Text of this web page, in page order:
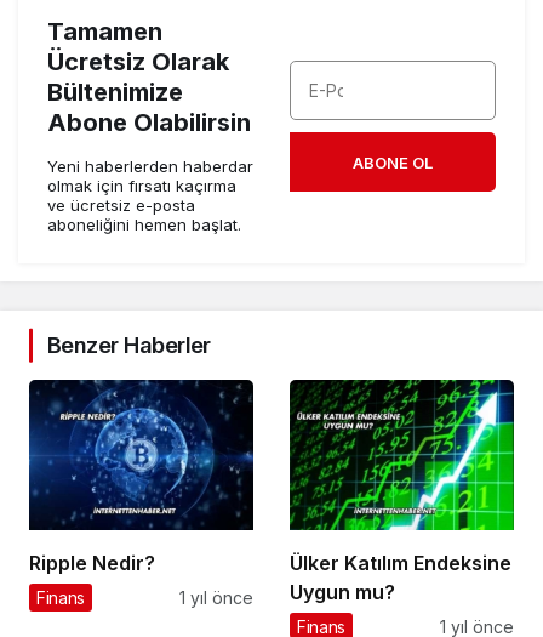
Tamamen
Ücretsiz Olarak
Bültenimize
Abone Olabilirsin
Yeni haberlerden haberdar
olmak için fırsatı kaçırma
ve ücretsiz e-posta
aboneliğini hemen başlat.
ABONE OL
Benzer Haberler
Ripple Nedir?
Finans 1 yıl önce
Ülker Katılım Endeksine
Uygun mu?
Finans 1 yıl önce